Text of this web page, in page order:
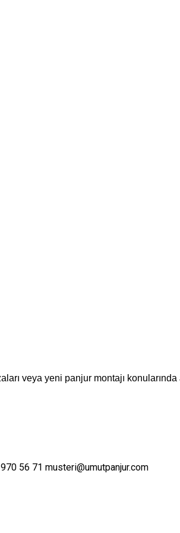
veya yeni panjur montajı
56 71 musteri@umutpanjur.com